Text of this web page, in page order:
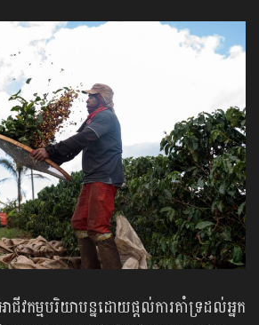
ជីវកម្មបរិយាបន្នដោយផ្តល់ការគាំទ្រដល់អ្នក